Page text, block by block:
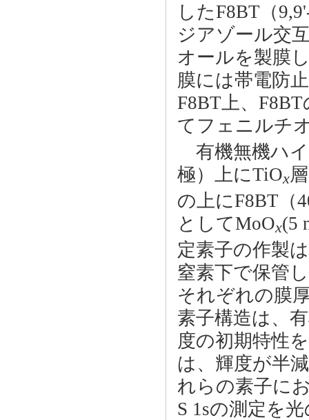
したF8BT（
ジアゾール交
オールを製膜
膜には帯電防
F8BT上、
てフェニルチ
有機無機ハ
極）上にTiOx
の上にF8BT（
としてMoOx(5
定素子の作製
窒素下で保管
それぞれの膜
素子構造は、
度の初期特性
は、輝度が半
れらの素子に
S 1sの測定を